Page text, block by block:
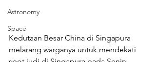
Astronomy
Space
Kedutaan Besar China di Singapura
melarang warganya untuk mendekati